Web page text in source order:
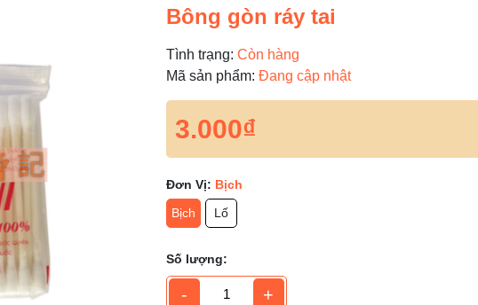
Bông gòn ráy tai
Tình trạng: Còn hàng
Mã sản phẩm: Đang cập nhật
3.000₫
Đơn Vị: Bịch
Bịch
Lố
Số lượng:
- +